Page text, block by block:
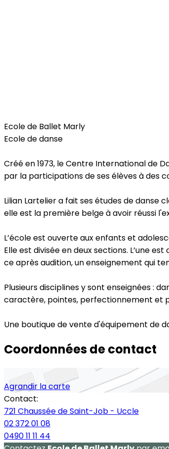
Ecole de Ballet Marly
Ecole de danse
Créé en 1973, le Centre International de
par la participations de ses élèves à des
Lilian Lartelier a fait ses études de danse
elle est la première belge à avoir réussi
L’école est ouverte aux enfants et
Elle est divisée en deux sections. L’une
ce après audition, un enseignement qui
Plusieurs disciplines y sont enseignées :
caractère, pointes, perfectionnement et
Une boutique de vente d'équipement de
Coordonnées de contact
Agrandir la carte
Contact:
721 Chaussée de Saint-Job - Uccle
02 372 01 08
0490 11 11 44